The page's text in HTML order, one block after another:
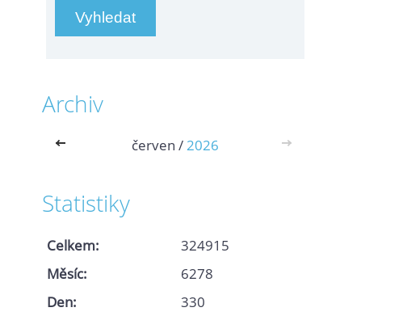
Archiv
<< červen /2026 >>
Statistiky
Celkem:
324915
Měsíc:
6278
Den:
330